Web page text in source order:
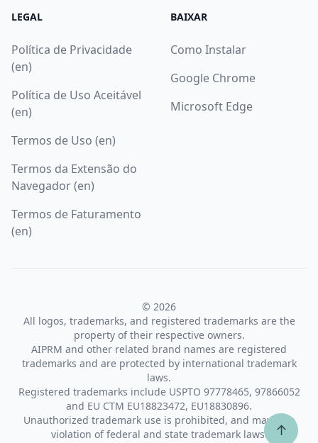
LEGAL
Política de Privacidade
(en)
Política de Uso Aceitável
(en)
Termos de Uso (en)
Termos da Extensão do
Navegador (en)
Termos de Faturamento
(en)
BAIXAR
Como Instalar
Google Chrome
Microsoft Edge
© 2026
All logos, trademarks, and registered trademarks are the
property of their respective owners.
AIPRM and other related brand names are registered
trademarks and are protected by international trademark
laws.
Registered trademarks include USPTO 97778465, 97866052
and EU CTM EU18823472, EU18830896.
Unauthorized trademark use is prohibited, and may be a
violation of federal and state trademark laws.
↑